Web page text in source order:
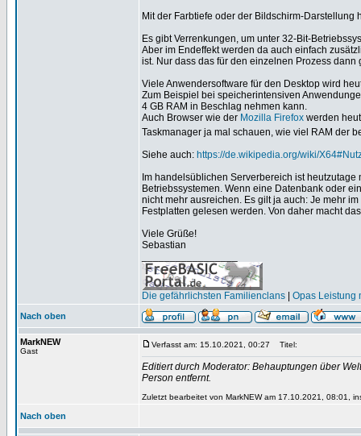
Mit der Farbtiefe oder der Bildschirm-Darstellung
Es gibt Verrenkungen, um unter 32-Bit-
Aber im Endeffekt werden da auch einfach
ist. Nur dass das für den einzelnen Prozess dann
Viele Anwendersoftware für den Desktop wird
Zum Beispiel bei speicherintensiven
4 GB RAM in Beschlag nehmen kann.
Auch Browser wie der Mozilla Firefox werden
Taskmanager ja mal schauen, wie viel RAM der
Siehe auch: https://de.wikipedia.org/wiki/
Im handelsüblichen Serverbereich ist
Betriebssystemen. Wenn eine Datenbank oder
nicht mehr ausreichen. Es gilt ja auch: Je mehr
Festplatten gelesen werden. Von daher macht
Viele Grüße!
Sebastian
Die gefährlichsten Familienclans Opas Leistung
Nach oben
MarkNEW
Gast
Verfasst am: 15.10.2021, 00:27 Titel:
Editiert durch Moderator: Behauptungen über
Person entfernt.
Zuletzt bearbeitet von MarkNEW am 17.10.2021, 08:01,
Nach oben